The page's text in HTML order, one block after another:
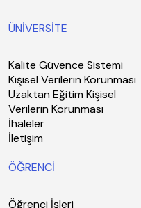
ÜNİVERSİTE
Kalite Güvence Sistemi
Kişisel Verilerin Korunması
Uzaktan Eğitim Kişisel
Verilerin Korunması
İhaleler
İletişim
ÖĞRENCİ
Öğrenci İşleri